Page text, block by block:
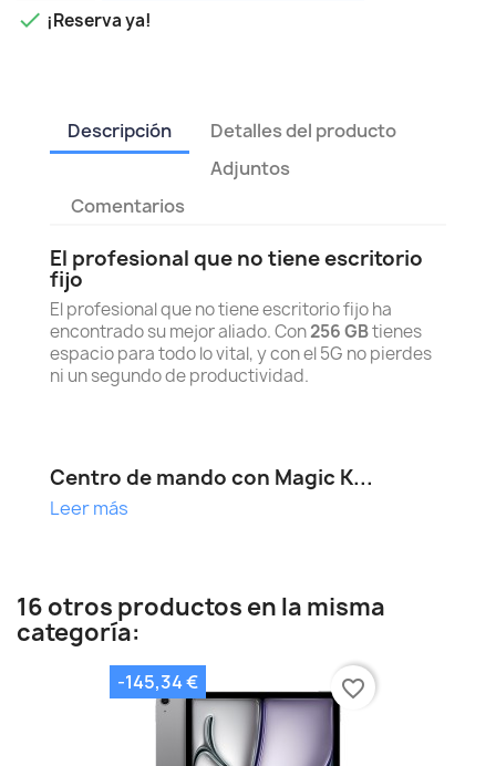
 ¡Reserva ya!
Descripción
Detalles del producto
Adjuntos
Comentarios
El profesional que no tiene escritorio
fijo
El profesional que no tiene escritorio fijo ha
encontrado su mejor aliado. Con256 GBtienes
espacio para todo lo vital, y con el 5G no pierdes
ni un segundo de productividad.
Centro de mando con Magic K...
Leer más
16 otros productos en la misma
categoría:
-145,34 € favorite_border